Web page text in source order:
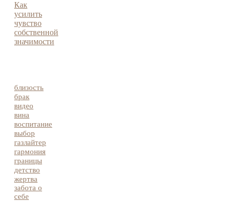
Как
усилить
чувство
собственной
значимости
близость
брак
видео
вина
воспитание
выбор
газлайтер
гармония
границы
детство
жертва
забота о
себе